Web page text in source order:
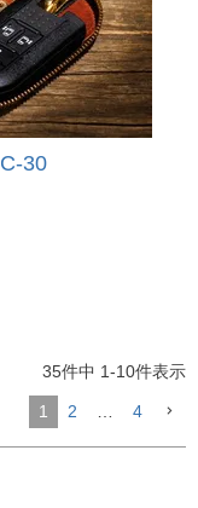
30
35件中 1-10件表示
1 2 … 4